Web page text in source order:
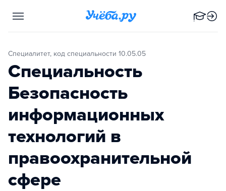
Специалитет, код специальности 10.05.05
Специальность
Безопасность
информационных
технологий в
правоохранительной
сфере